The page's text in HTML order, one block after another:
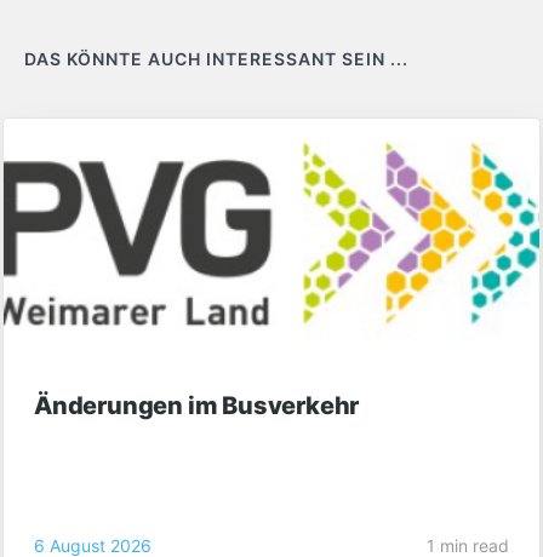
DAS KÖNNTE AUCH INTERESSANT SEIN ...
Änderungen im Busverkehr
6 August 2026 1 min read